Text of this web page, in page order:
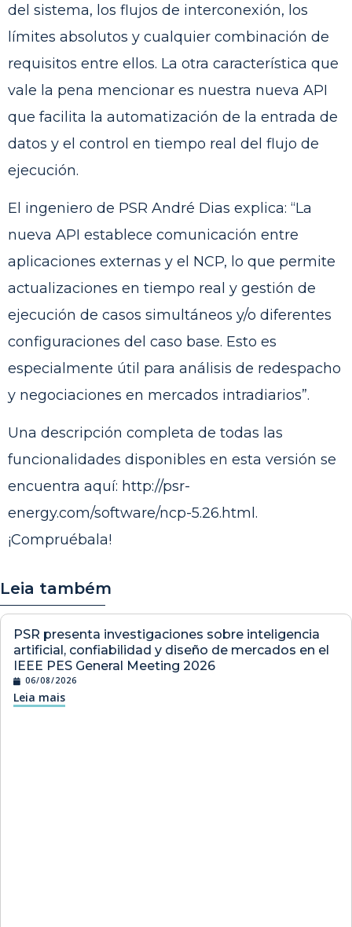
del sistema, los flujos de interconexión, los
límites absolutos y cualquier combinación de
requisitos entre ellos. La otra característica que
vale la pena mencionar es nuestra nueva API
que facilita la automatización de la entrada de
datos y el control en tiempo real del flujo de
ejecución.
El ingeniero de PSR André Dias explica: “La
nueva API establece comunicación entre
aplicaciones externas y el NCP, lo que permite
actualizaciones en tiempo real y gestión de
ejecución de casos simultáneos y/o diferentes
configuraciones del caso base. Esto es
especialmente útil para análisis de redespacho
y negociaciones en mercados intradiarios”.
Una descripción completa de todas las
funcionalidades disponibles en esta versión se
encuentra aquí: http://psr-
energy.com/software/ncp-5.26.html .
¡Compruébala!
Leia também
PSR presenta investigaciones sobre inteligencia
artificial, confiabilidad y diseño de mercados en el
IEEE PES General Meeting 2026
06/08/2026
Leia mais